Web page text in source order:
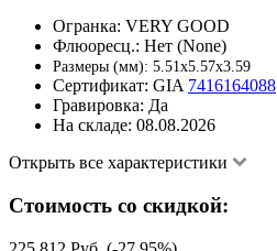
Огранка: VERY GOOD
Флюоресц.: Нет (None)
Размеры (мм): 5.51x5.57x3.59
Сертификат: GIA 7416164088
Гравировка: Да
На складе: 08.08.2026
Открыть все характеристики
Стоимость со скидкой: